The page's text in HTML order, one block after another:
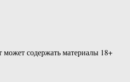
может содержать материалы 18+